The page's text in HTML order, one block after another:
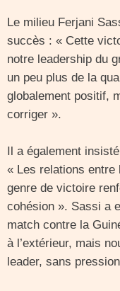
Le milieu Ferjani
succès : « Cette
notre leadership du
un peu plus de la
globalement positif,
corriger ».
Il a également
« Les relations
genre de victoire
cohésion ». Sassi a
match contre la
à l’extérieur, mais
leader, sans